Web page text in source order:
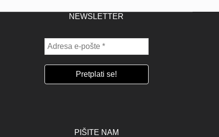
NEWSLETTER
PIŠITE NAM